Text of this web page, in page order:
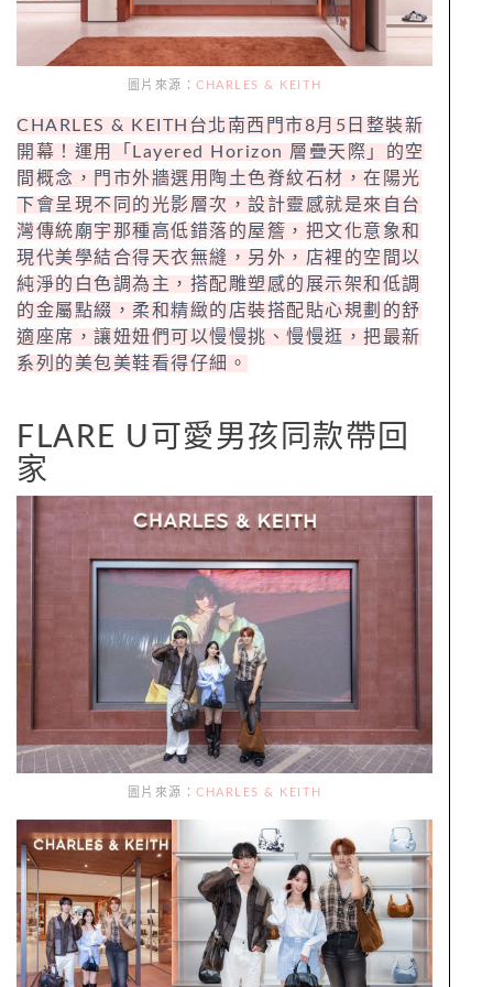
圖片來源： CHARLES & KEITH
CHARLES & KEITH台北南西門市8月5日整裝新
開幕！運用「Layered Horizon 層疊天際」的空
間概念，門市外牆選用陶土色脊紋石材，在陽光
下會呈現不同的光影層次，設計靈感就是來自台
灣傳統廟宇那種高低錯落的屋簷，把文化意象和
現代美學結合得天衣無縫，另外，店裡的空間以
純淨的白色調為主，搭配雕塑感的展示架和低調
的金屬點綴，柔和精緻的店裝搭配貼心規劃的舒
適座席，讓妞妞們可以慢慢挑、慢慢逛，把最新
系列的美包美鞋看得仔細。
FLARE U可愛男孩同款帶回
家
圖片來源： CHARLES & KEITH